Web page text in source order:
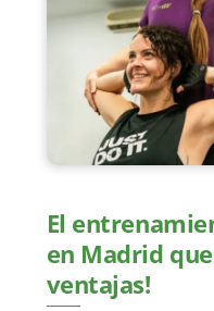
El
en Madrid
ventajas!